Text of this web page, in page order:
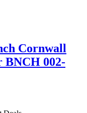
Cornwall
002-